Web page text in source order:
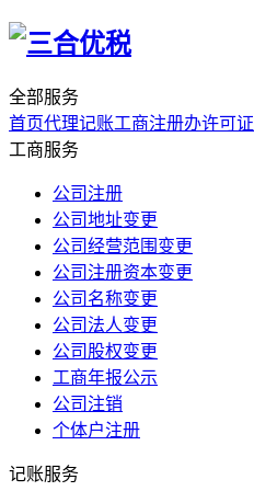
全部服务
首页代理记账工商注册办许可证
工商服务
公司注册
公司地址变更
公司经营范围变更
公司注册资本变更
公司名称变更
公司法人变更
公司股权变更
工商年报公示
公司注销
个体户注册
记账服务